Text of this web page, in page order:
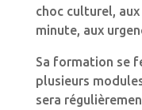
choc culturel,
minute, aux
Sa formation se
plusieurs
sera